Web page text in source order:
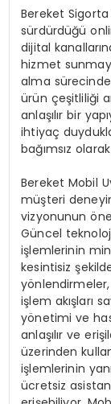
Bereket Sigorta
sürdürdüğü
dijital
hizmet
alma
ürün çeşitliliği
anlaşılır bir
ihtiyaç
bağımsız
Bereket Mobil
müşteri
vizyonunun
Güncel
işlemlerinin
kesintisiz
işlem akışları
yönetimi ve
anlaşılır ve
üzerinden
işlemlerinin
ücretsiz